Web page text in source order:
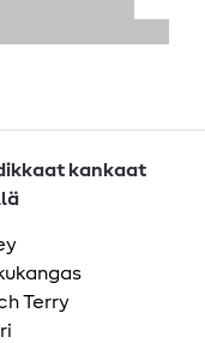
kankaat
Terry